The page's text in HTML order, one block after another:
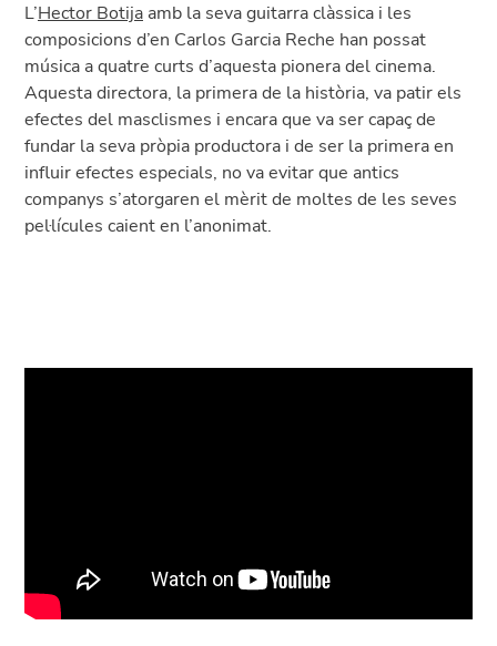
L’Hector Botija amb la seva guitarra clàssica i les
composicions d’en Carlos Garcia Reche han possat
música a quatre curts d’aquesta pionera del cinema.
Aquesta directora, la primera de la història, va patir els
efectes del masclismes i encara que va ser capaç de
fundar la seva pròpia productora i de ser la primera en
influir efectes especials, no va evitar que antics
companys s’atorgaren el mèrit de moltes de les seves
pel·lícules caient en l’anonimat.